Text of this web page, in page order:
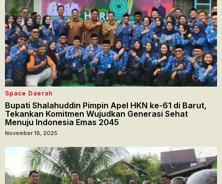
Space Daerah
Bupati Shalahuddin Pimpin Apel HKN ke-61 di Barut,
Tekankan Komitmen Wujudkan Generasi Sehat
Menuju Indonesia Emas 2045
November 18, 2025